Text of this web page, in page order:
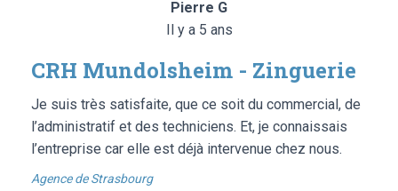
Pierre G
Il y a 5 ans
CRH Mundolsheim - Zinguerie
Je suis très satisfaite, que ce soit du commercial, de
l’administratif et des techniciens. Et, je connaissais
l’entreprise car elle est déjà intervenue chez nous.
Agence de Strasbourg